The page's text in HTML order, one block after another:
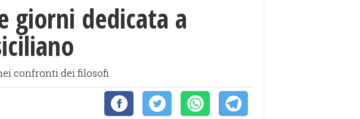
giorni dedicata a
confronti dei filosofi